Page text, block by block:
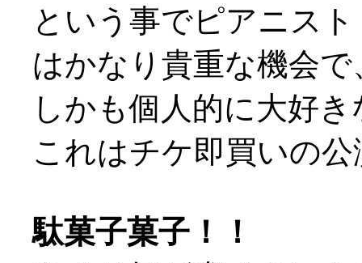
という事でピアニス
はかなり貴重な機会で
しかも個人的に大好
これはチケ即買いの
駄菓子菓子！！